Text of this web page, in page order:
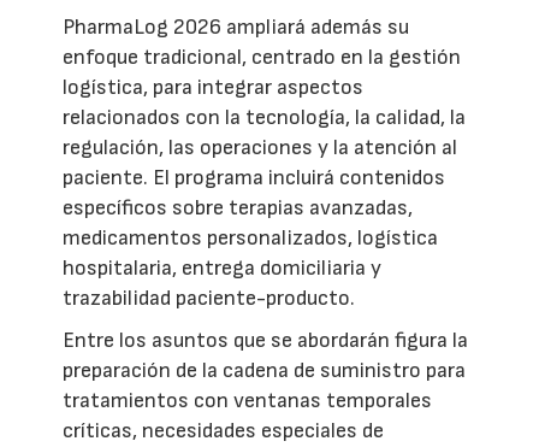
PharmaLog 2026 ampliará además su
enfoque tradicional, centrado en la gestión
logística, para integrar aspectos
relacionados con la tecnología, la calidad, la
regulación, las operaciones y la atención al
paciente. El programa incluirá contenidos
específicos sobre terapias avanzadas,
medicamentos personalizados, logística
hospitalaria, entrega domiciliaria y
trazabilidad paciente-producto.
Entre los asuntos que se abordarán figura la
preparación de la cadena de suministro para
tratamientos con ventanas temporales
críticas, necesidades especiales de